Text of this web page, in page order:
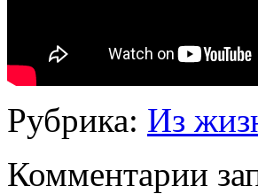
Рубрика: Из
Комментарии